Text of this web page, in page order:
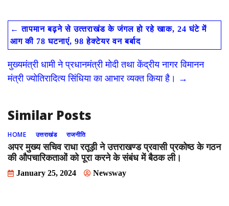
e
b
o
o
k
to
d
o
n
ai
l
ar
e
← तापमान बढ़ने से उत्‍तराखंड के जंगल हो रहे खाक, 24 घंटे में
आग की 78 घटनाएं, 98 हेक्टेयर वन बर्बाद
मुख्यमंत्री धामी ने प्रधानमंत्री मोदी तथा केंद्रीय नागर विमानन
मंत्री ज्योतिरादित्य सिंधिया का आभार व्यक्त किया है। →
Similar Posts
HOME उत्तराखंड राजनीति
अपर मुख्य सचिव राधा रतूड़ी ने उत्तराखण्ड प्रवासी प्रकोष्ठ के गठन
की औपचारिकताओं को पूरा करने के संबंध में बैठक ली।
January 25, 2024 Newsway